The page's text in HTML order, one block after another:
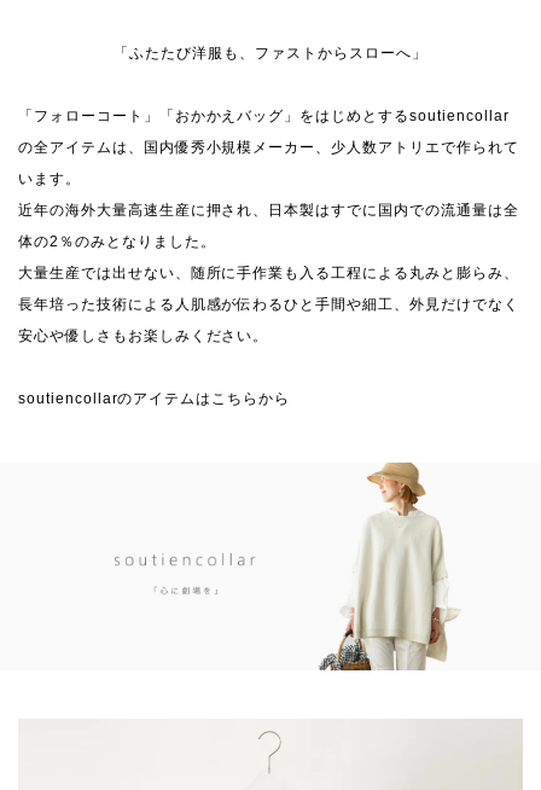
「ふたたび洋服も、ファストからスローへ」
「フォローコート」「おかかえバッグ」をはじめとするsoutiencollar
の全アイテムは、国内優秀小規模メーカー、少人数アトリエで作られて
います。
近年の海外大量高速生産に押され、日本製はすでに国内での流通量は全
体の2％のみとなりました。
大量生産では出せない、随所に手作業も入る工程による丸みと膨らみ、
長年培った技術による人肌感が伝わるひと手間や細工、外見だけでなく
安心や優しさもお楽しみください。
soutiencollarのアイテムはこちらから